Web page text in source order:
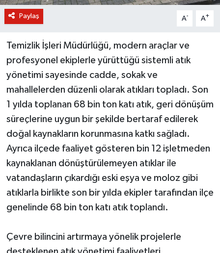
Paylaş A- A+
Temizlik İşleri Müdürlüğü, modern araçlar ve
profesyonel ekiplerle yürüttüğü sistemli atık
yönetimi sayesinde cadde, sokak ve
mahallelerden düzenli olarak atıkları topladı. Son
1 yılda toplanan 68 bin ton katı atık, geri dönüşüm
süreçlerine uygun bir şekilde bertaraf edilerek
doğal kaynakların korunmasına katkı sağladı.
Ayrıca ilçede faaliyet gösteren bin 12 işletmeden
kaynaklanan dönüştürülemeyen atıklar ile
vatandaşların çıkardığı eski eşya ve moloz gibi
atıklarla birlikte son bir yılda ekipler tarafından ilçe
genelinde 68 bin ton katı atık toplandı.
Çevre bilincini artırmaya yönelik projelerle